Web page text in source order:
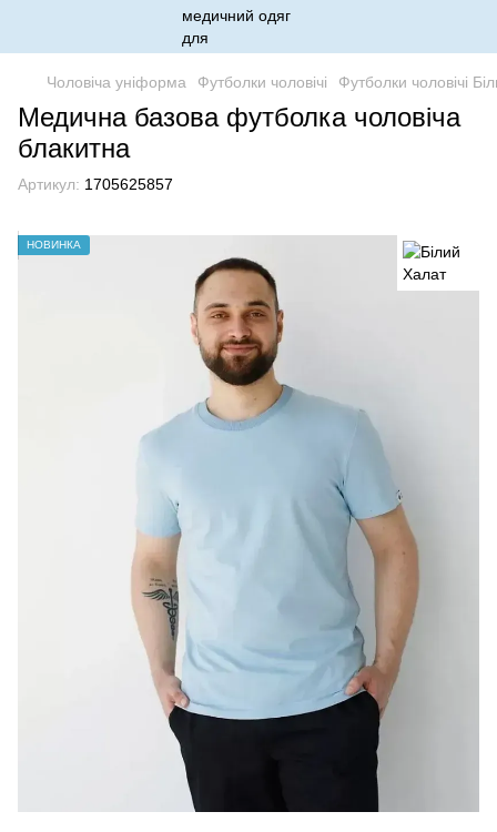
Чоловіча уніформа Футболки чоловічі Футболки чоловічі
Медична базова футболка чоловіча
блакитна
Артикул: 1705625857
НОВИНКА